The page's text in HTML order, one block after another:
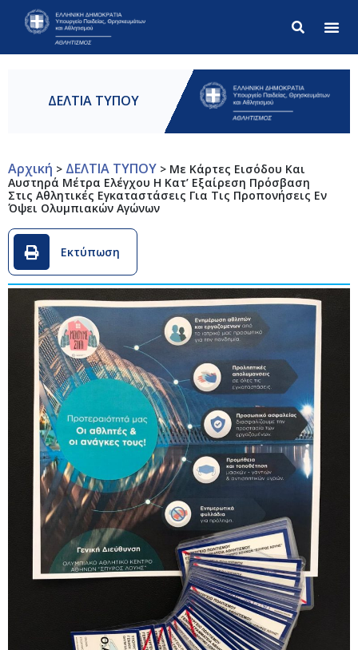
ΔΕΛΤΙΑ ΤΥΠΟΥ
Αρχική > ΔΕΛΤΙΑ ΤΥΠΟΥ > Με Κάρτες Εισόδου Και
Αυστηρά Μέτρα Ελέγχου Η Κατ’ Εξαίρεση Πρόσβαση
Στις Αθλητικές Εγκαταστάσεις Για Τις Προπονήσεις Εν
Όψει Ολυμπιακών Αγώνων
Εκτύπωση